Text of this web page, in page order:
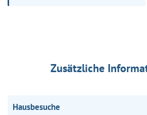
Zusätzliche
Hausbesuche